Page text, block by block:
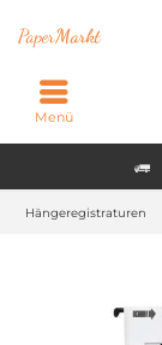
PaperMarkt
Menü
Hängeregistraturen